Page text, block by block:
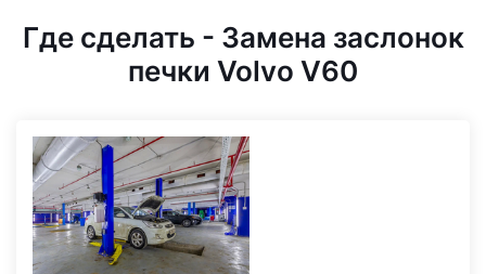
Где сделать - Замена заслонок
печки Volvo V60